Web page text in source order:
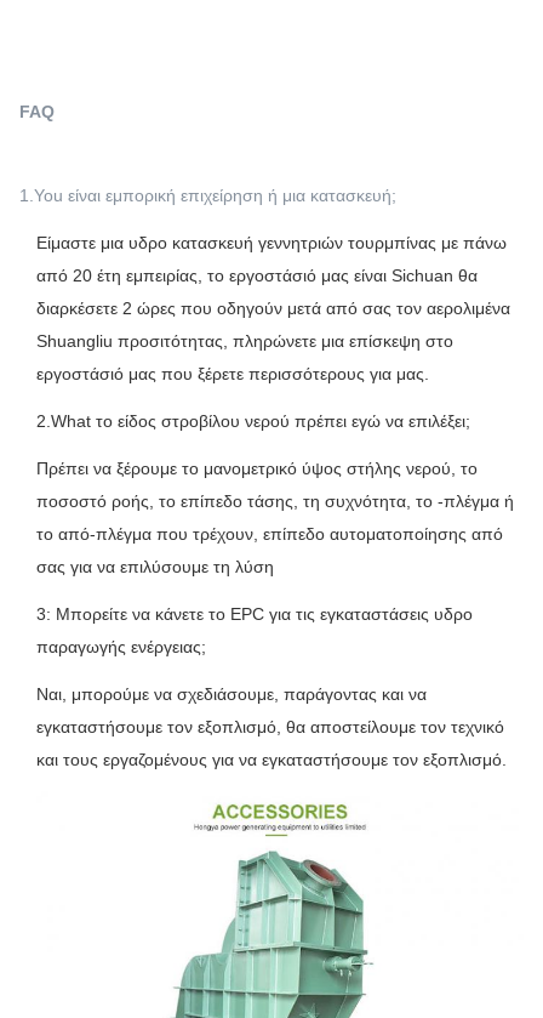
FAQ
1.You είναι εμπορική επιχείρηση ή μια κατασκευή;
Είμαστε μια υδρο κατασκευή γεννητριών τουρμπίνας με πάνω
από 20 έτη εμπειρίας, το εργοστάσιό μας είναι Sichuan θα
διαρκέσετε 2 ώρες που οδηγούν μετά από σας τον αερολιμένα
Shuangliu προσιτότητας, πληρώνετε μια επίσκεψη στο
εργοστάσιό μας που ξέρετε περισσότερους για μας.
2.What το είδος στροβίλου νερού πρέπει εγώ να επιλέξει;
Πρέπει να ξέρουμε το μανομετρικό ύψος στήλης νερού, το
ποσοστό ροής, το επίπεδο τάσης, τη συχνότητα, το -πλέγμα ή
το από-πλέγμα που τρέχουν, επίπεδο αυτοματοποίησης από
σας για να επιλύσουμε τη λύση
3: Μπορείτε να κάνετε το EPC για τις εγκαταστάσεις υδρο
παραγωγής ενέργειας;
Ναι, μπορούμε να σχεδιάσουμε, παράγοντας και να
εγκαταστήσουμε τον εξοπλισμό, θα αποστείλουμε τον τεχνικό
και τους εργαζομένους για να εγκαταστήσουμε τον εξοπλισμό.